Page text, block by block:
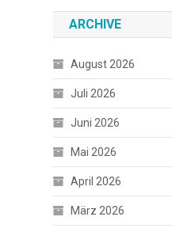
ARCHIVE
August 2026
Juli 2026
Juni 2026
Mai 2026
April 2026
März 2026